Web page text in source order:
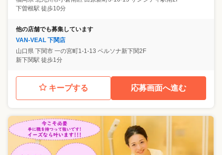
下曽根駅 徒歩10分
他の店舗でも募集しています
VAN-VEAL 下関店
山口県 下関市 一の宮町1-1-13 ペルソナ新下関2F
新下関駅 徒歩1分
キープする 応募画面へ進む